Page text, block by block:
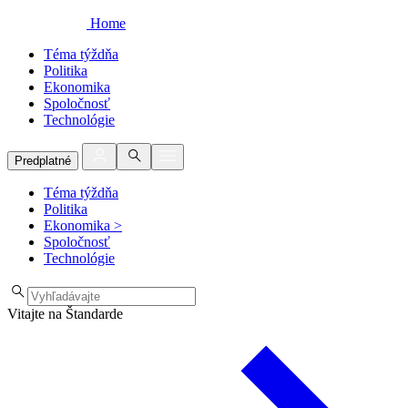
Home
Téma týždňa
Politika
Ekonomika
Spoločnosť
Technológie
Predplatné
Téma týždňa
Politika
Ekonomika >
Spoločnosť
Technológie
Vitajte na Štandarde